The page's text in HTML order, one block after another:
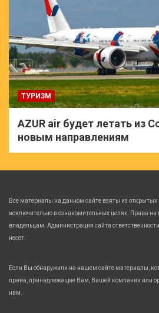
ТУРИЗМ
AZUR air будет летать из
новым направлениям
Все материалы на данном сайте взяты из открытых
исключительно в ознакомительных целях. Права
владельцам. Администрация сайта
несет.
Если Вы обнаружили на нашем сайте материалы,
права, принадлежащие Вам, Вашей компании или
нам.